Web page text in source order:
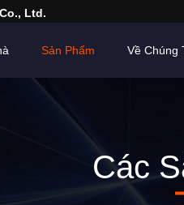
Ltd.
Sản Phẩm Về Chúng
Các